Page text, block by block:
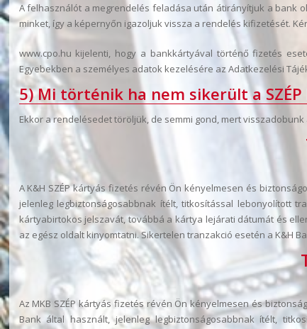
A felhasználót a megrendelés feladása után átirányítjuk a bank
minket, így a képernyőn igazoljuk vissza a rendelés kifizetését.
www.cpo.hu kijelenti, hogy a bankkártyával történő fizetés
Egyebekben a személyes adatok kezelésére az Adatkezelési
5) Mi történik ha nem sikerült a
Ekkor a rendelésedet töröljük, de semmi gond, mert
A K&H SZÉP kártyás fizetés révén Ön kényelmesen és
jelenleg legbiztonságosabbnak ítélt, titkosítással lebonyolított
kártyabirtokos jelszavát, továbbá a kártya lejárati dátumát és
az egész oldalt kinyomtatni. Sikertelen tranzakció esetén a K&H
Az MKB SZÉP kártyás fizetés révén Ön kényelmesen és
Bank által használt, jelenleg legbiztonságosabbnak ítélt,